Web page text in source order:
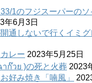
1のフジスーパーの
年6月3日
通しないで行くイミ
レー 2023年5月25日
ก๊วย )の死と火葬 2023
好み焼き「喃風」